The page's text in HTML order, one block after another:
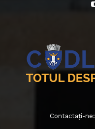
Contactați-ne: